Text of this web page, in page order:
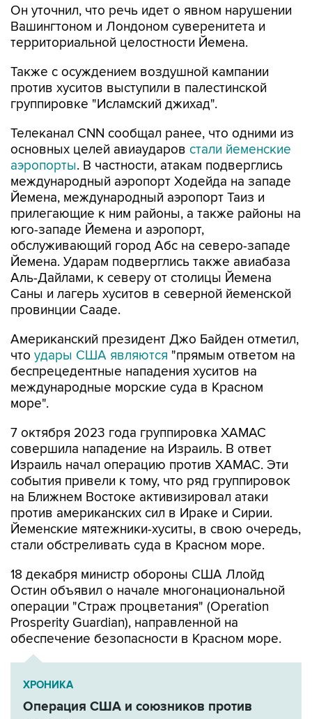
Он уточнил, что речь идет о явном нарушении
Вашингтоном и Лондоном суверенитета и
территориальной целостности Йемена.
Также с осуждением воздушной кампании
против хуситов выступили в палестинской
группировке "Исламский джихад".
Телеканал CNN сообщал ранее, что одними из
основных целей авиаударов стали йеменские
аэропорты. В частности, атакам подверглись
международный аэропорт Ходейда на западе
Йемена, международный аэропорт Таиз и
прилегающие к ним районы, а также районы на
юго-западе Йемена и аэропорт,
обслуживающий город Абс на северо-западе
Йемена. Ударам подверглись также авиабаза
Аль-Дайлами, к северу от столицы Йемена
Саны и лагерь хуситов в северной йеменской
провинции Сааде.
Американский президент Джо Байден отметил,
что удары США являются "прямым ответом на
беспрецедентные нападения хуситов на
международные морские суда в Красном
море".
7 октября 2023 года группировка ХАМАС
совершила нападение на Израиль. В ответ
Израиль начал операцию против ХАМАС. Эти
события привели к тому, что ряд группировок
на Ближнем Востоке активизировал атаки
против американских сил в Ираке и Сирии.
Йеменские мятежники-хуситы, в свою очередь,
стали обстреливать суда в Красном море.
18 декабря министр обороны США Ллойд
Остин объявил о начале многонациональной
операции "Страж процветания" (Operation
Prosperity Guardian), направленной на
обеспечение безопасности в Красном море.
ХРОНИКА
Операция США и союзников против